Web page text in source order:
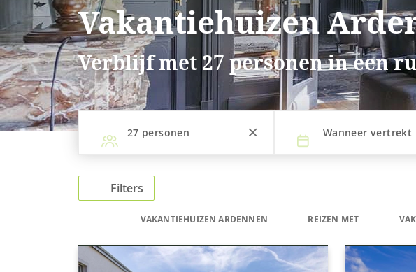
Vakantiehuizen
Verblijf met 27 personen in een
27 personen Wanneer vertrekt
Filters
VAKANTIEHUIZEN ARDENNEN REIZEN MET